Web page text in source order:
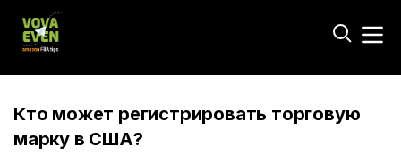
Кто может регистрировать торговую
марку в США?